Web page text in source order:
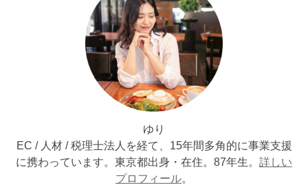
ゆり
EC / 人材 / 税理士法人を経て、15年間多角的に事業支援
に携わっています。東京都出身・在住。87年生。 詳しい
プロフィール。